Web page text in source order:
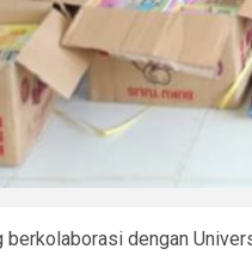
dengan